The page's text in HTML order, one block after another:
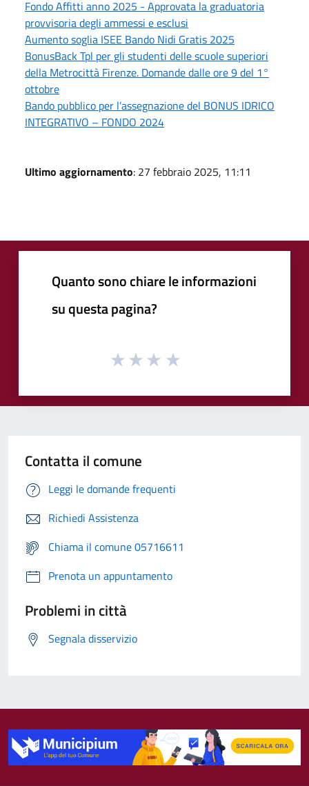
Fondo Affitti anno 2025 - Approvata la graduatoria
provvisoria degli ammessi e esclusi
Aumento soglia ISEE Bando Nidi Gratis 2025
BonusBack Tpl per gli studenti delle scuole superiori
della Metrocittà Firenze. Domande dalle ore 9 del 1°
ottobre
Bando pubblico per l’assegnazione del BONUS IDRICO
INTEGRATIVO – FONDO 2024
Ultimo aggiornamento: 27 febbraio 2025, 11:11
Quanto sono chiare le informazioni
su questa pagina?
Contatta il comune
Leggi le domande frequenti
Richiedi Assistenza
Chiama il comune 05716611
Prenota un appuntamento
Problemi in città
Segnala disservizio